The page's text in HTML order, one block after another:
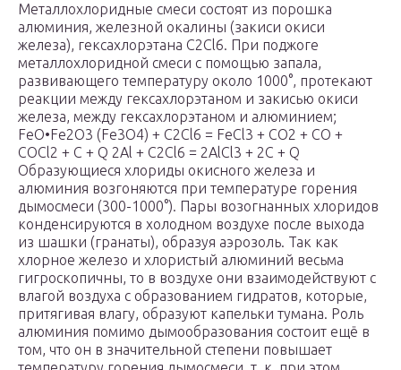
Металлохлоридные смеси состоят из порошка
алюминия, железной окалины (закиси окиси
железа), гексахлорэтана С2Cl6. При поджоге
металлохлоридной смеси с помощью запала,
развивающего температуру около 1000°, протекают
реакции между гексахлорэтаном и закисью окиси
железа, между гексахлорэтаном и алюминием;
FеО•Fе2О3 (Fе3O4) + С2Сl6 = FеСl3 + СО2 + СО +
СОСl2 + С + Q 2Al + С2Сl6 = 2АlCl3 + 2С + Q
Образующиеся хлориды окисного железа и
алюминия возгоняются при температуре горения
дымосмеси (300-1000°). Пары возогнанных хлоридов
конденсируются в холодном воздухе после выхода
из шашки (гранаты), образуя аэрозоль. Так как
хлорное железо и хлористый алюминий весьма
гигроскопичны, то в воздухе они взаимодействуют с
влагой воздуха с образованием гидратов, которые,
притягивая влагу, образуют капельки тумана. Роль
алюминия помимо дымообразования состоит ещё в
том, что он в значительной степени повышает